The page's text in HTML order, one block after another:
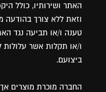
האתר ושירותיו, כולל
וזאת ללא צורך בהודעה
טענה ו/או תביעה נגד
ו/או תקלות אשר
ביצועם.
החברה מוכרת מוצרים